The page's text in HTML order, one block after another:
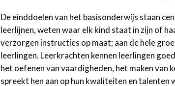
De einddoelen van het basisonderwijs staan
leerlijnen, weten waar elk kind staat in zijn of
verzorgen instructies op maat; aan de hele
leerlingen. Leerkrachten kennen leerlingen
het oefenen van vaardigheden, het maken van
spreekt hen aan op hun kwaliteiten en